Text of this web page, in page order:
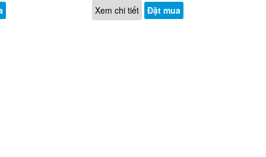
Xem chi tiết
Đặt mua